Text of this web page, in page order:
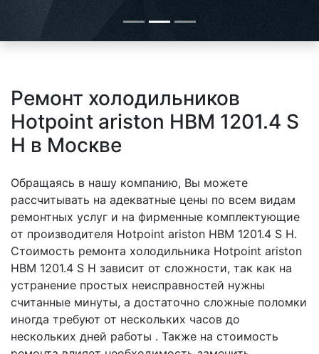
Ремонт холодильников
Hotpoint ariston HBM 1201.4 S
H в Москве
Обращаясь в нашу компанию, Вы можете
рассчитывать на адекватные цены по всем видам
ремонтных услуг и на фирменные комплектующие
от производителя Hotpoint ariston HBM 1201.4 S H.
Стоимость ремонта холодильника Hotpoint ariston
HBM 1201.4 S H зависит от сложности, так как на
устранение простых неисправностей нужны
считанные минуты, а достаточно сложные поломки
иногда требуют от нескольких часов до
нескольких дней работы . Также на стоимость